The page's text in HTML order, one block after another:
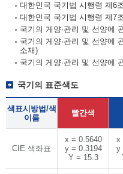
대한민국 국기법 시행령 제6
대한민국 국기법 시행령 제7
국기의 게양·관리 및 선양에
국기의 게양·관리 및 선양에
소재)
국기의 게양·관리 및 선양에
국기의 표준색도
색표시방법/색
이름
빨간색
CIE 색좌표
x = 0.5640
y = 0.3194
Y = 15.3
x
y